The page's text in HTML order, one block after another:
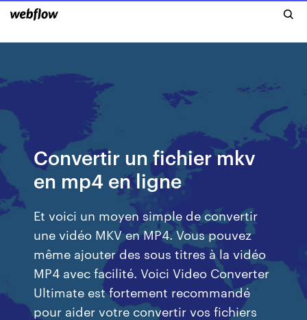
Convertir un fichier mkv
en mp4 en ligne
Et voici un moyen simple de convertir
une vidéo MKV en MP4. Vous pouvez
même ajouter des sous titres à la vidéo
MP4 avec facilité. Voici Video Converter
Ultimate est fortement recommandé
pour aider votre convertir vos fichiers